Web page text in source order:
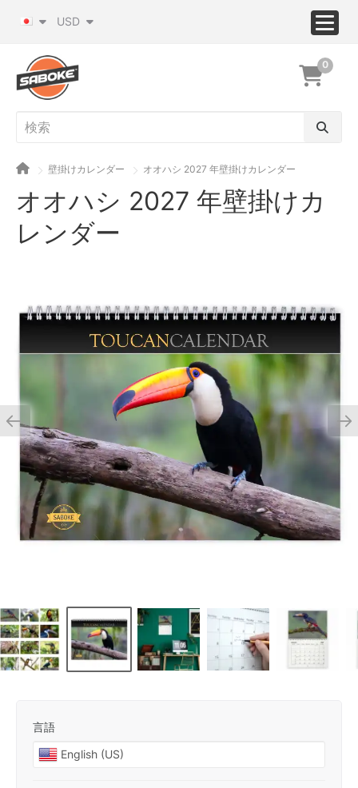
USD
0
壁掛けカレンダー オオハシ 2027 年壁掛けカレンダー
オオハシ 2027 年壁掛けカ
レンダー
言語